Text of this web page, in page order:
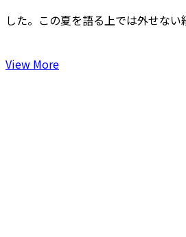
した。この夏を語る上では外せない
View More